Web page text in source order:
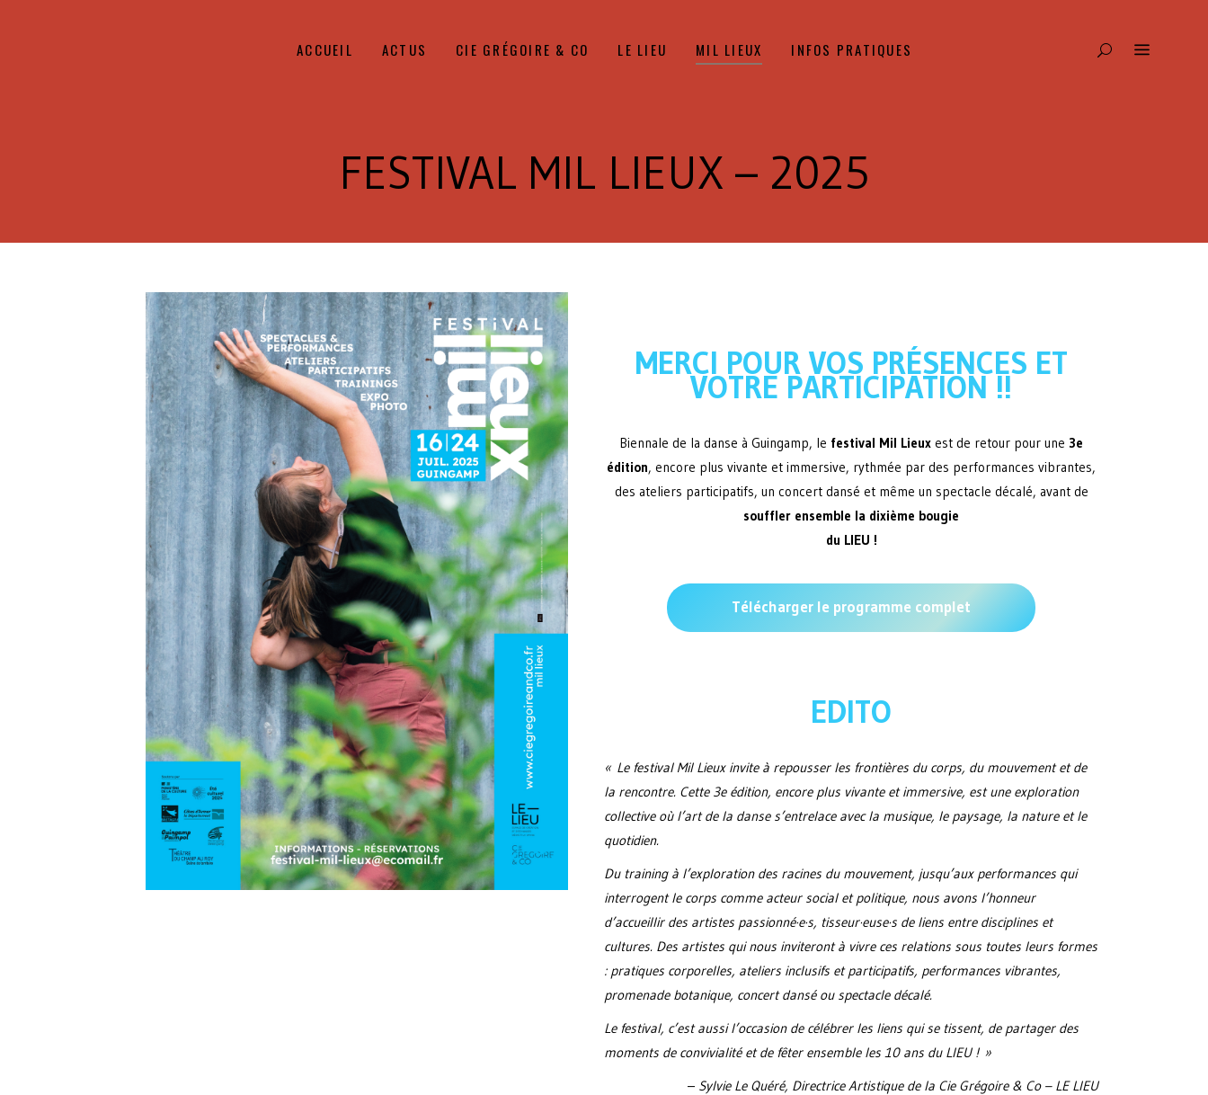
ACCUEIL ACTUS CIE GRÉGOIRE & CO LE LIEU MIL LIEUX INFOS PRATIQUES
FESTIVAL MIL LIEUX – 2025
MERCI POUR VOS PRÉSENCES ET
VOTRE PARTICIPATION !!
Biennale de la danse à Guingamp, le festival Mil Lieux est de retour pour une 3e
édition, encore plus vivante et immersive, rythmée par des performances vibrantes,
des ateliers participatifs, un concert dansé et même un spectacle décalé, avant de
souffler ensemble la dixième bougie
du LIEU !
Télécharger le programme complet
EDITO
« Le festival Mil Lieux invite à repousser les frontières du corps, du mouvement et de
la rencontre. Cette 3e édition, encore plus vivante et immersive, est une exploration
collective où l’art de la danse s’entrelace avec la musique, le paysage, la nature et le
quotidien.
Du training à l’exploration des racines du mouvement, jusqu’aux performances qui
interrogent le corps comme acteur social et politique, nous avons l’honneur
d’accueillir des artistes passionné·e·s, tisseur·euse·s de liens entre disciplines et
cultures. Des artistes qui nous inviteront à vivre ces relations sous toutes leurs formes
: pratiques corporelles, ateliers inclusifs et participatifs, performances vibrantes,
promenade botanique, concert dansé ou spectacle décalé.
Le festival, c’est aussi l’occasion de célébrer les liens qui se tissent, de partager des
moments de convivialité et de fêter ensemble les 10 ans du LIEU ! »
– Sylvie Le Quéré, Directrice Artistique de la Cie Grégoire & Co – LE LIEU